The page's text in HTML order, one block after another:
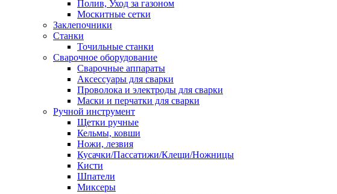
Полив, Уход за газоном
Москитные сетки
Заклепочники
Станки
Точильные станки
Сварочное оборудование
Сварочные аппараты
Аксессуары для сварки
Проволока и электроды для сварки
Маски и перчатки для сварки
Ручной инструмент
Щетки ручные
Кельмы, ковши
Ножи, лезвия
Кусачки/Пассатижи/Клещи/Ножницы
Кисти
Шпатели
Миксеры